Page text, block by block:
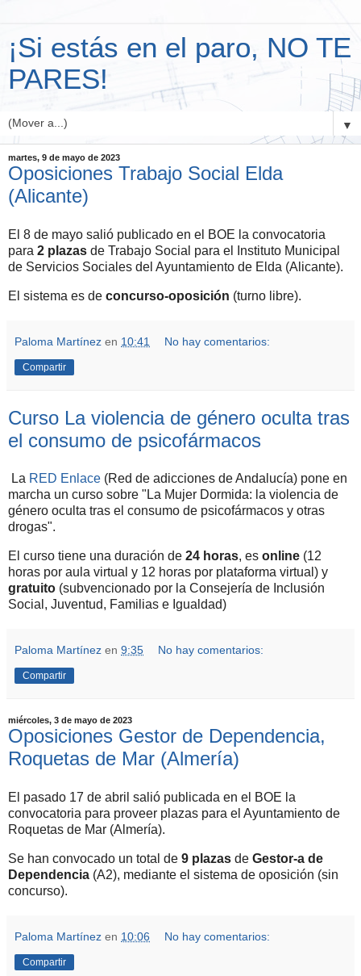
¡Si estás en el paro, NO TE
PARES!
▼
martes, 9 de mayo de 2023
Oposiciones Trabajo Social Elda
(Alicante)
El 8 de mayo salió publicado en el BOE la convocatoria
para 2 plazas de Trabajo Social para el Instituto Municipal
de Servicios Sociales del Ayuntamiento de Elda (Alicante).
El sistema es de concurso-oposición (turno libre).
Paloma Martínez en 10:41 No hay comentarios:
Compartir
Curso La violencia de género oculta tras
el consumo de psicofármacos
La RED Enlace (Red de adicciones de Andalucía) pone en
marcha un curso sobre "La Mujer Dormida: la violencia de
género oculta tras el consumo de psicofármacos y otras
drogas".
El curso tiene una duración de 24 horas, es online (12
horas por aula virtual y 12 horas por plataforma virtual) y
gratuito (subvencionado por la Consejería de Inclusión
Social, Juventud, Familias e Igualdad)
Paloma Martínez en 9:35 No hay comentarios:
Compartir
miércoles, 3 de mayo de 2023
Oposiciones Gestor de Dependencia,
Roquetas de Mar (Almería)
El pasado 17 de abril salió publicada en el BOE la
convocatoria para proveer plazas para el Ayuntamiento de
Roquetas de Mar (Almería).
Se han convocado un total de 9 plazas de Gestor-a de
Dependencia (A2), mediante el sistema de oposición (sin
concurso).
Paloma Martínez en 10:06 No hay comentarios:
Compartir